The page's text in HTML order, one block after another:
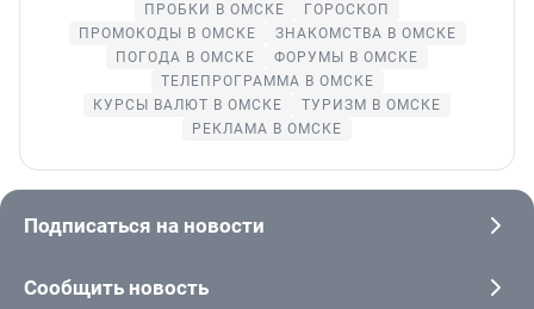
ПРОБКИ В ОМСКЕ
ГОРОСКОП
ПРОМОКОДЫ В ОМСКЕ
ЗНАКОМСТВА В ОМСКЕ
ПОГОДА В ОМСКЕ
ФОРУМЫ В ОМСКЕ
ТЕЛЕПРОГРАММА В ОМСКЕ
КУРСЫ ВАЛЮТ В ОМСКЕ
ТУРИЗМ В ОМСКЕ
РЕКЛАМА В ОМСКЕ
Подписаться на новости
Сообщить новость